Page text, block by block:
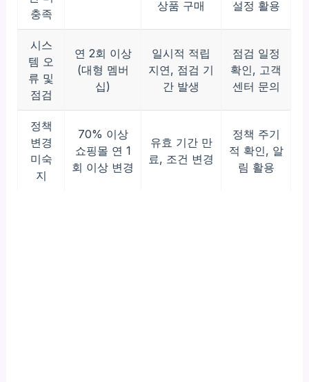
충족
상품 구매
설정 활용
시스
템 오
류 및
점검
연 2회 이상
(대형 멤버
십)
일시적 적립
지연, 점검 기
간 발생
점검 일정
확인, 고객
센터 문의
정책
변경
미숙
지
70% 이상
쇼핑몰 연 1
회 이상 변경
유효 기간 만
료, 조건 변경
정책 주기
적 확인, 알
림 활용